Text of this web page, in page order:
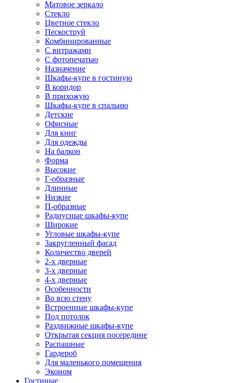
Матовое зеркало
Стекло
Цветное стекло
Пескоструй
Комбинированные
С витражами
С фотопечатью
Назначение
Шкафы-купе в гостиную
В коридор
В прихожую
Шкафы-купе в спальню
Детские
Офисные
Для книг
Для одежды
На балкон
Форма
Высокие
Г-образные
Длинные
Низкие
П-образные
Радиусные шкафы-купе
Широкие
Угловые шкафы-купе
Закругленный фасад
Количество дверей
2-х дверные
3-х дверные
4-х дверные
Особенности
Во всю стену
Встроенные шкафы-купе
Под потолок
Раздвижные шкафы-купе
Открытая секция посередине
Распашные
Гардероб
Для маленького помещения
Эконом
Гостиные